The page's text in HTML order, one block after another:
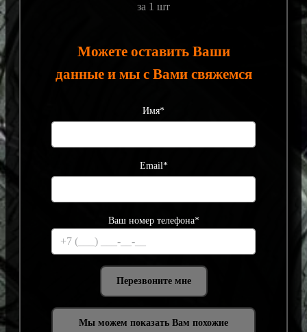
за 1 шт
Можете оставить Ваши
данные и мы с Вами свяжемся
Имя*
Email*
Ваш номер телефона*
Мы можем показать Вам похожие